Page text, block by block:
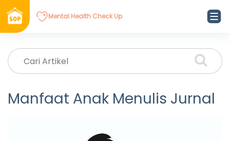
Mental Health Check Up
Manfaat Anak Menulis Jurnal